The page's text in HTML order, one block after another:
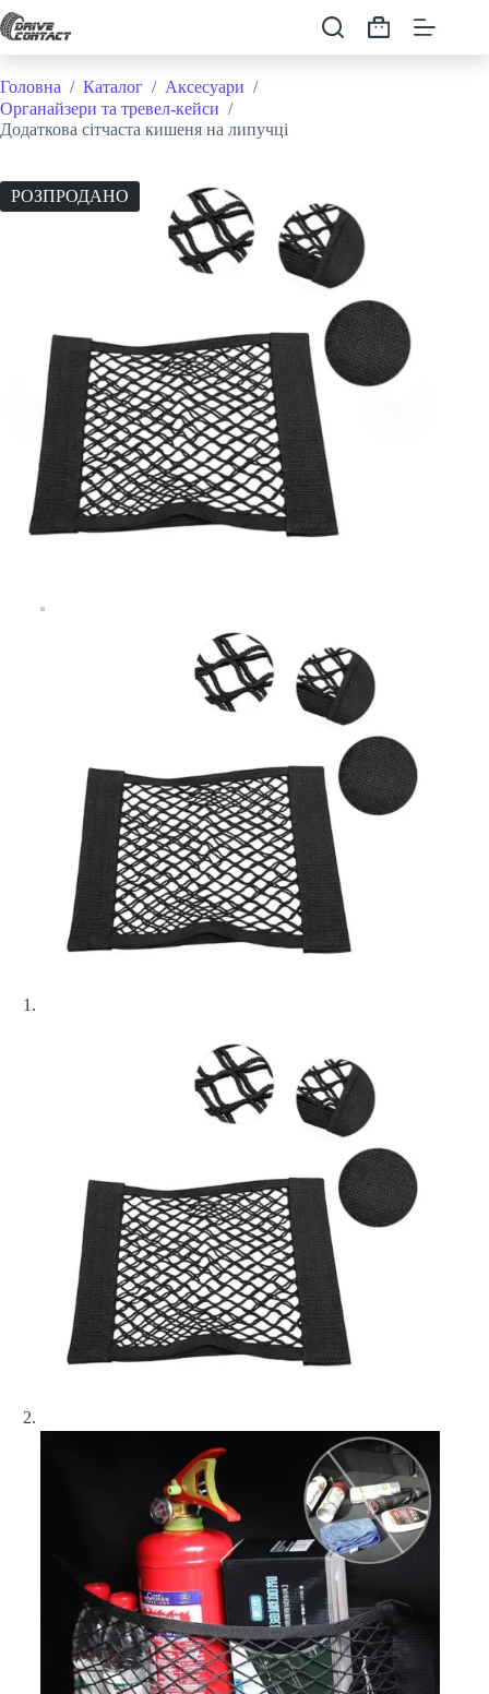
Перейти
до
Кошик
Головна / Каталог / Аксесуари /
Органайзери та тревел-кейси /
Додаткова сітчаста кишеня на липучці
РОЗПРОДАНО